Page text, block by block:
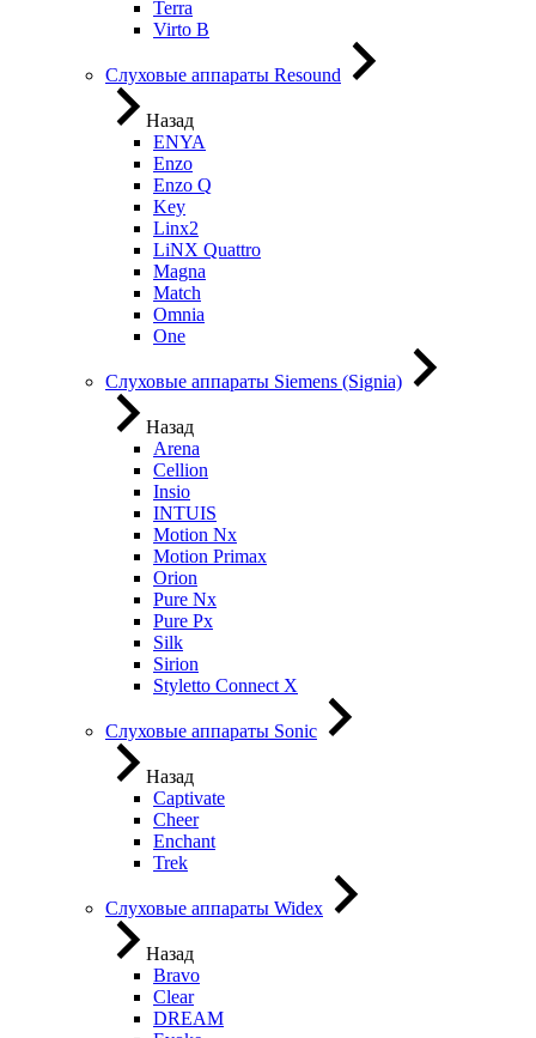
Terra
Virto B
Слуховые аппараты Resound
Назад
ENYA
Enzo
Enzo Q
Key
Linx2
LiNX Quattro
Magna
Match
Omnia
One
Слуховые аппараты Siemens (Signia)
Назад
Arena
Cellion
Insio
INTUIS
Motion Nx
Motion Primax
Orion
Pure Nx
Pure Px
Silk
Sirion
Styletto Connect X
Слуховые аппараты Sonic
Назад
Captivate
Cheer
Enchant
Trek
Слуховые аппараты Widex
Назад
Bravo
Clear
DREAM